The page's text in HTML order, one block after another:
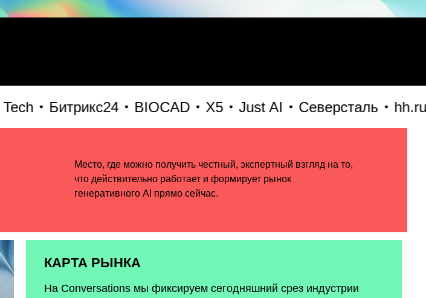
Битрикс24 BIOCAD X5 Just AI Северсталь hh.ru
Место, где можно получить честный, экспертный взгляд на то,
что действительно работает и формирует рынок
генеративного AI прямо сейчас.
КАРТА РЫНКА
На Conversations мы фиксируем сегодняшний срез индустрии